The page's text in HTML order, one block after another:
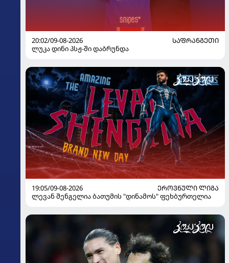
20:02/09-08-2026
ᲡᲐᲤᲠᲐᲜᲒᲔᲗᲘ
ლუკა დინი პსჟ-ში დაბრუნდა
19:05/09-08-2026
ᲔᲠᲝᲕᲜᲣᲚᲘ ᲚᲘᲒᲐ
ლევან შენგელია ბათუმის "დინამოს" ფეხბურთელია